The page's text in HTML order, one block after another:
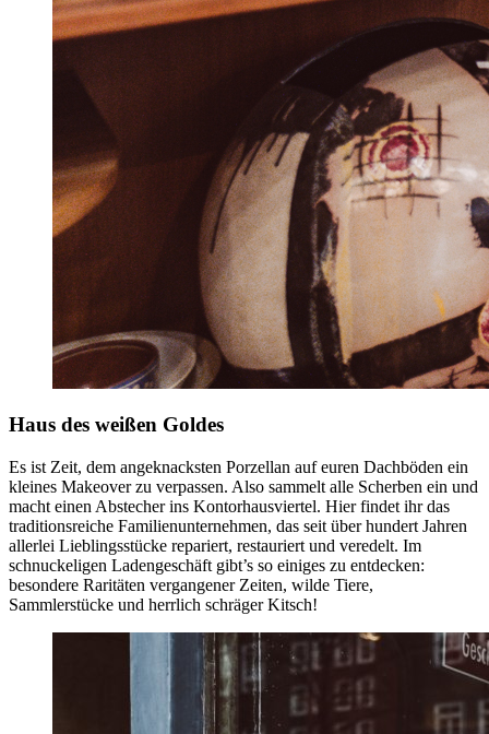
Haus des weißen Goldes
Es ist Zeit, dem angeknacksten Porzellan auf euren Dachböden ein
kleines Makeover zu verpassen. Also sammelt alle Scherben ein und
macht einen Abstecher ins Kontorhausviertel. Hier findet ihr das
traditionsreiche Familienunternehmen, das seit über hundert Jahren
allerlei Lieblingsstücke repariert, restauriert und veredelt. Im
schnuckeligen Ladengeschäft gibt’s so einiges zu entdecken:
besondere Raritäten vergangener Zeiten, wilde Tiere,
Sammlerstücke und herrlich schräger Kitsch!